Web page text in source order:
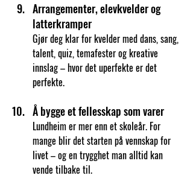
Arrangementer, elevkvelder og
latterkramper
Gjør deg klar for kvelder med dans, sang,
talent, quiz, temafester og kreative
innslag – hvor det uperfekte er det
perfekte.
Å bygge et fellesskap som varer
Lundheim er mer enn et skoleår. For
mange blir det starten på vennskap for
livet – og en trygghet man alltid kan
vende tilbake til.